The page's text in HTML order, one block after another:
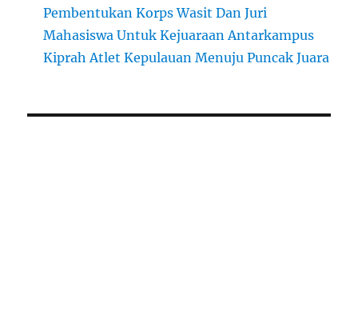
Pembentukan Korps Wasit Dan Juri
Mahasiswa Untuk Kejuaraan Antarkampus
Kiprah Atlet Kepulauan Menuju Puncak Juara